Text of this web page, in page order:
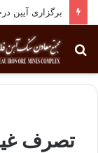
برگزاری آیین درختکاری به
جستجو
برای
تصرف